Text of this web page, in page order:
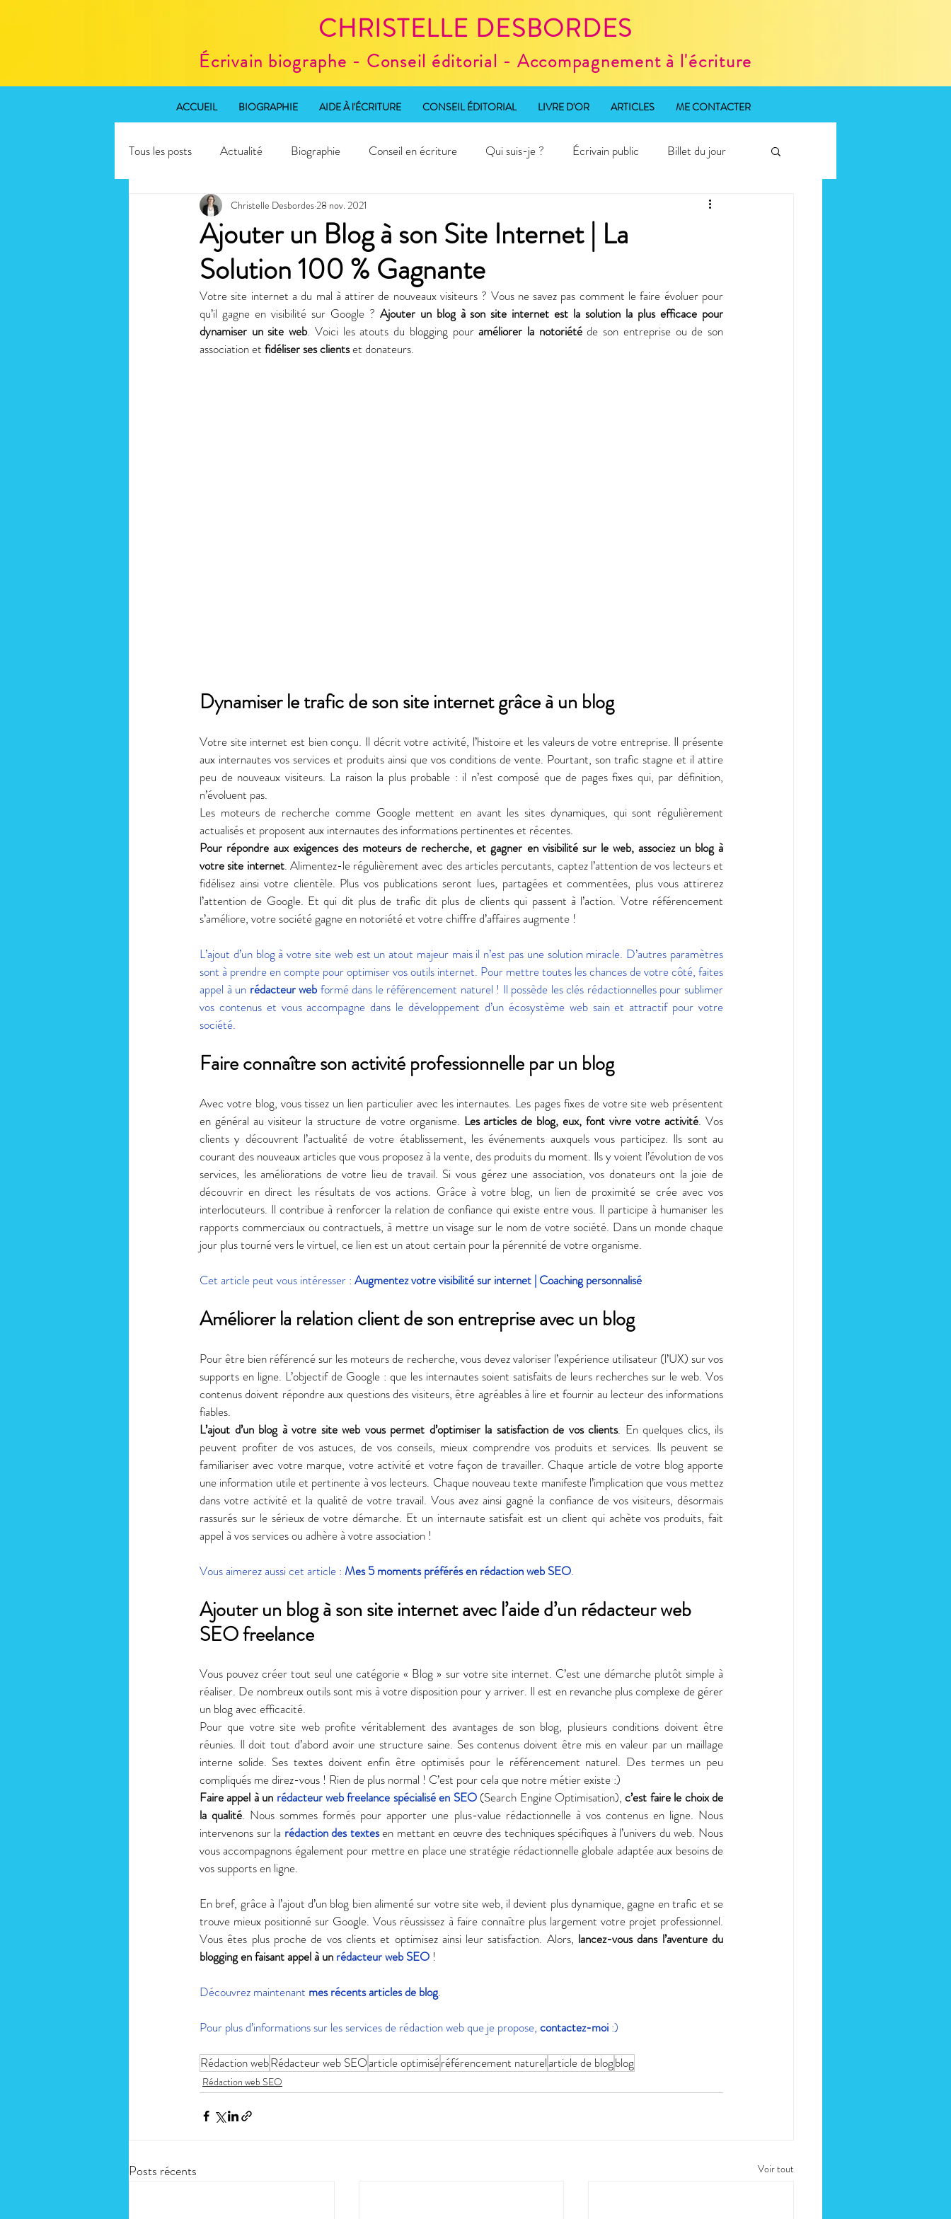
CHRISTELLE DESBORDES
Écrivain biographe - Conseil éditorial - Accompagnement à l'écriture
ACCUEIL BIOGRAPHIE AIDE À l'ÉCRITURE CONSEIL ÉDITORIAL LIVRE D'OR ARTICLES ME CONTACTER
Tous les posts Actualité Biographie Conseil en écriture Qui suis-je ? Écrivain public Billet du jour
Rédaction web SEO Atelier d'écriture
Ajouter un Blog à son Site Internet | La
Solution 100 % Gagnante
Christelle Desbordes28 nov. 2021
Votre site internet a du mal à attirer de nouveaux visiteurs ? Vous ne savez pas comment le faire évoluer pour
qu’il gagne en visibilité sur Google ? Ajouter un blog à son site internet est la solution la plus efficace pour
dynamiser un site web. Voici les atouts du blogging pour améliorer la notoriété de son entreprise ou de son
association et fidéliser ses clients et donateurs.
Dynamiser le trafic de son site internet grâce à un blog
Votre site internet est bien conçu. Il décrit votre activité, l’histoire et les valeurs de votre entreprise. Il présente
aux internautes vos services et produits ainsi que vos conditions de vente. Pourtant, son trafic stagne et il attire
peu de nouveaux visiteurs. La raison la plus probable : il n’est composé que de pages fixes qui, par définition,
n’évoluent pas.
Les moteurs de recherche comme Google mettent en avant les sites dynamiques, qui sont régulièrement
actualisés et proposent aux internautes des informations pertinentes et récentes.
Pour répondre aux exigences des moteurs de recherche, et gagner en visibilité sur le web, associez un blog à
votre site internet. Alimentez-le régulièrement avec des articles percutants, captez l’attention de vos lecteurs et
fidélisez ainsi votre clientèle. Plus vos publications seront lues, partagées et commentées, plus vous attirerez
l’attention de Google. Et qui dit plus de trafic dit plus de clients qui passent à l’action. Votre référencement
s’améliore, votre société gagne en notoriété et votre chiffre d’affaires augmente !
L’ajout d’un blog à votre site web est un atout majeur mais il n’est pas une solution miracle. D’autres paramètres
sont à prendre en compte pour optimiser vos outils internet. Pour mettre toutes les chances de votre côté, faites
appel à un rédacteur web formé dans le référencement naturel ! Il possède les clés rédactionnelles pour sublimer
vos contenus et vous accompagne dans le développement d’un écosystème web sain et attractif pour votre
société.
Faire connaître son activité professionnelle par un blog
Avec votre blog, vous tissez un lien particulier avec les internautes. Les pages fixes de votre site web présentent
en général au visiteur la structure de votre organisme. Les articles de blog, eux, font vivre votre activité. Vos
clients y découvrent l’actualité de votre établissement, les événements auxquels vous participez. Ils sont au
courant des nouveaux articles que vous proposez à la vente, des produits du moment. Ils y voient l’évolution de vos
services, les améliorations de votre lieu de travail. Si vous gérez une association, vos donateurs ont la joie de
découvrir en direct les résultats de vos actions. Grâce à votre blog, un lien de proximité se crée avec vos
interlocuteurs. Il contribue à renforcer la relation de confiance qui existe entre vous. Il participe à humaniser les
rapports commerciaux ou contractuels, à mettre un visage sur le nom de votre société. Dans un monde chaque
jour plus tourné vers le virtuel, ce lien est un atout certain pour la pérennité de votre organisme.
Cet article peut vous intéresser : Augmentez votre visibilité sur internet | Coaching personnalisé
Améliorer la relation client de son entreprise avec un blog
Pour être bien référencé sur les moteurs de recherche, vous devez valoriser l’expérience utilisateur (l’UX) sur vos
supports en ligne. L’objectif de Google : que les internautes soient satisfaits de leurs recherches sur le web. Vos
contenus doivent répondre aux questions des visiteurs, être agréables à lire et fournir au lecteur des informations
fiables.
L’ajout d’un blog à votre site web vous permet d’optimiser la satisfaction de vos clients. En quelques clics, ils
peuvent profiter de vos astuces, de vos conseils, mieux comprendre vos produits et services. Ils peuvent se
familiariser avec votre marque, votre activité et votre façon de travailler. Chaque article de votre blog apporte
une information utile et pertinente à vos lecteurs. Chaque nouveau texte manifeste l’implication que vous mettez
dans votre activité et la qualité de votre travail. Vous avez ainsi gagné la confiance de vos visiteurs, désormais
rassurés sur le sérieux de votre démarche. Et un internaute satisfait est un client qui achète vos produits, fait
appel à vos services ou adhère à votre association !
Vous aimerez aussi cet article : Mes 5 moments préférés en rédaction web SEO.
Ajouter un blog à son site internet avec l’aide d’un rédacteur web
SEO freelance
Vous pouvez créer tout seul une catégorie « Blog » sur votre site internet. C’est une démarche plutôt simple à
réaliser. De nombreux outils sont mis à votre disposition pour y arriver. Il est en revanche plus complexe de gérer
un blog avec efficacité.
Pour que votre site web profite véritablement des avantages de son blog, plusieurs conditions doivent être
réunies. Il doit tout d’abord avoir une structure saine. Ses contenus doivent être mis en valeur par un maillage
interne solide. Ses textes doivent enfin être optimisés pour le référencement naturel. Des termes un peu
compliqués me direz-vous ! Rien de plus normal ! C’est pour cela que notre métier existe :)
Faire appel à un rédacteur web freelance spécialisé en SEO (Search Engine Optimisation), c’est faire le choix de
la qualité. Nous sommes formés pour apporter une plus-value rédactionnelle à vos contenus en ligne. Nous
intervenons sur la rédaction des textes en mettant en œuvre des techniques spécifiques à l’univers du web. Nous
vous accompagnons également pour mettre en place une stratégie rédactionnelle globale adaptée aux besoins de
vos supports en ligne.
En bref, grâce à l’ajout d’un blog bien alimenté sur votre site web, il devient plus dynamique, gagne en trafic et se
trouve mieux positionné sur Google. Vous réussissez à faire connaître plus largement votre projet professionnel.
Vous êtes plus proche de vos clients et optimisez ainsi leur satisfaction. Alors, lancez-vous dans l’aventure du
blogging en faisant appel à un rédacteur web SEO !
Découvrez maintenant mes récents articles de blog.
Pour plus d’informations sur les services de rédaction web que je propose, contactez-moi :)
Rédaction webRédacteur web SEOarticle optimiséréférencement naturelarticle de blogblog
Rédaction web SEO
Posts récents Voir tout